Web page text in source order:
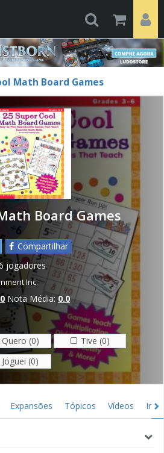
Math Board Games
Board Games
Compartilhar
jogadores
Inc.
Nota Média:0.0
Quero (0)
Tive (0)
Joguei (0)
Expansões Tópicos Vídeos